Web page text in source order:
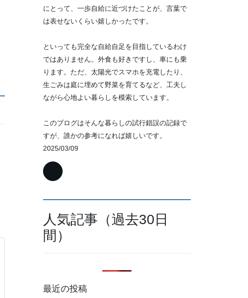
にとって、一歩自給に近づけたことが、言葉で
は表せないくらい嬉しかったです。
といっても完全な自給自足を目指しているわけ
ではありません。外食も好きですし、車にも乗
ります。ただ、太陽光でスマホを充電したり、
生ごみは庭に埋めて野菜を育てるなど、工夫し
ながら心地よい暮らしを模索しています。
このブログはそんな暮らしの試行錯誤の記録で
すが、誰かの参考になれば嬉しいです。
2025/03/09
人気記事（過去30日
間）
最近の投稿